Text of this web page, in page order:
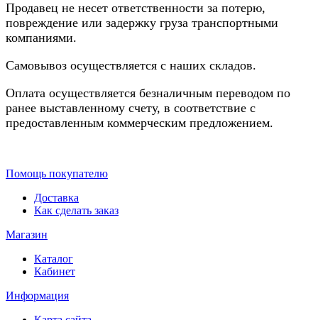
Продавец не несет ответственности за потерю,
повреждение или задержку груза транспортными
компаниями.
Самовывоз осуществляется с наших складов.
Оплата осуществляется безналичным переводом по
ранее выставленному счету, в соответствие с
предоставленным коммерческим предложением.
Помощь покупателю
Доставка
Как сделать заказ
Магазин
Каталог
Кабинет
Информация